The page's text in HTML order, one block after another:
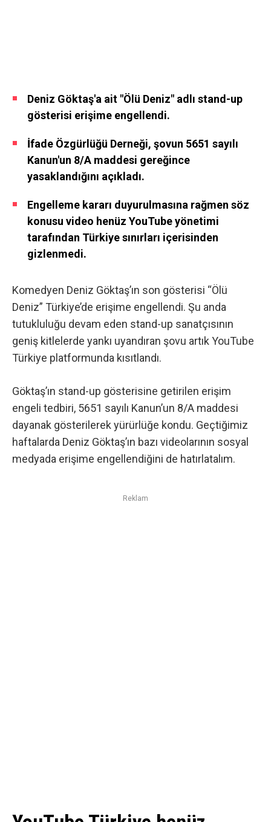
Deniz Göktaş'a ait "Ölü Deniz" adlı stand-up
gösterisi erişime engellendi.
İfade Özgürlüğü Derneği, şovun 5651 sayılı
Kanun'un 8/A maddesi gereğince
yasaklandığını açıkladı.
Engelleme kararı duyurulmasına rağmen söz
konusu video henüz YouTube yönetimi
tarafından Türkiye sınırları içerisinden
gizlenmedi.
Komedyen Deniz Göktaş’ın son gösterisi “Ölü
Deniz” Türkiye’de erişime engellendi. Şu anda
tutukluluğu devam eden stand-up sanatçısının
geniş kitlelerde yankı uyandıran şovu artık YouTube
Türkiye platformunda kısıtlandı.
Göktaş’ın stand-up gösterisine getirilen erişim
engeli tedbiri, 5651 sayılı Kanun’un 8/A maddesi
dayanak gösterilerek yürürlüğe kondu. Geçtiğimiz
haftalarda Deniz Göktaş’ın bazı videolarının sosyal
medyada erişime engellendiğini de hatırlatalım.
Reklam